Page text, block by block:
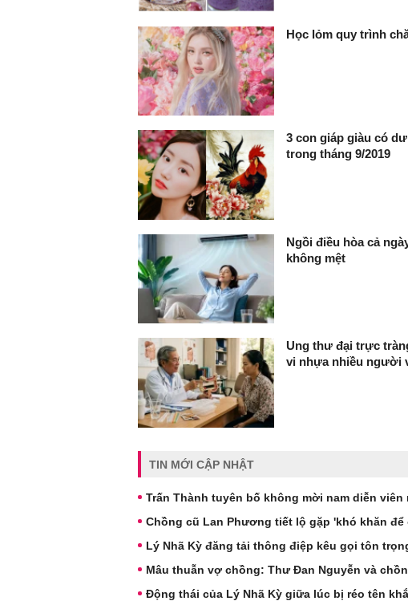
Học lỏm quy trình
3 con giáp giàu có
trong tháng 9/2019
Ngồi điều hòa cả
không mệt
Ung thư đại trực
vi nhựa nhiều người
TIN MỚI CẬP NHẬT
Trấn Thành tuyên bố không mời nam diễn
Chồng cũ Lan Phương tiết lộ gặp 'khó khăn để
Lý Nhã Kỳ đăng tải thông điệp kêu gọi tôn
Mâu thuẫn vợ chồng: Thư Đan Nguyễn và
Động thái của Lý Nhã Kỳ giữa lúc bị réo tên